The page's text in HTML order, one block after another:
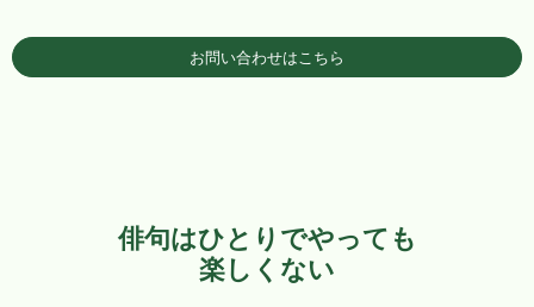
お問い合わせはこちら
俳句はひとりでやっても
楽しくない